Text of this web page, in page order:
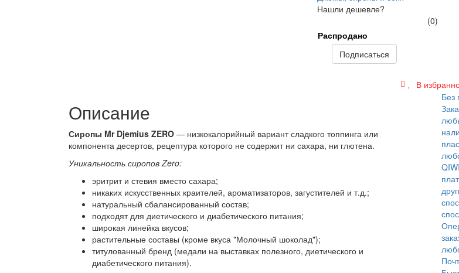
Нашли дешевле?
(0)
Распродано
Подписаться
В
Описание
Сиропы Mr Djemius ZERO — низкокалорийный вариант сладкого топпинга или
компонента десертов, рецептура которого не содержит ни сахара, ни глютена.
Уникальность сиропов Zero:
эритрит и стевия вместо сахара;
никаких искусственных краителей, ароматизаторов, загустителей и т.д.;
натуральный сбалансированный состав;
подходят для диетического и диабетического питания;
широкая линейка вкусов;
растительные составы (кроме вкуса "Молочный шоколад");
титулованный бренд (медали на выставках полезного, диетического и
диабетического питания).
Без